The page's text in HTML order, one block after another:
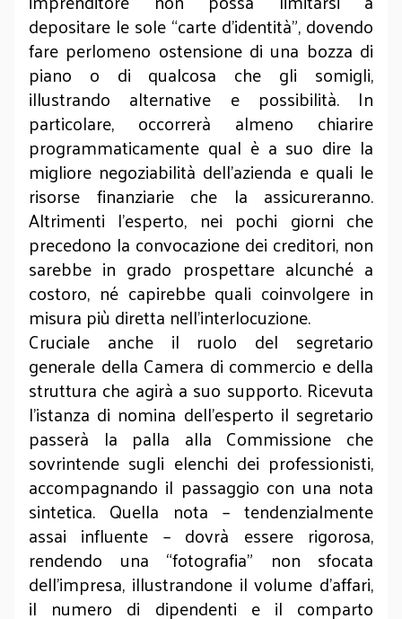
depositare le sole “carte d’identità”, dovendo
fare perlomeno ostensione di una bozza di
piano o di qualcosa che gli somigli,
illustrando alternative e possibilità. In
particolare, occorrerà almeno chiarire
programmaticamente qual è a suo dire la
migliore negoziabilità dell’azienda e quali le
risorse finanziarie che la assicureranno.
Altrimenti l’esperto, nei pochi giorni che
precedono la convocazione dei creditori, non
sarebbe in grado prospettare alcunché a
costoro, né capirebbe quali coinvolgere in
misura più diretta nell’interlocuzione.
Cruciale anche il ruolo del segretario
generale della Camera di commercio e della
struttura che agirà a suo supporto. Ricevuta
l’istanza di nomina dell’esperto il segretario
passerà la palla alla Commissione che
sovrintende sugli elenchi dei professionisti,
accompagnando il passaggio con una nota
sintetica. Quella nota – tendenzialmente
assai influente – dovrà essere rigorosa,
rendendo una “fotografia” non sfocata
dell’impresa, illustrandone il volume d’affari,
il numero di dipendenti e il comparto